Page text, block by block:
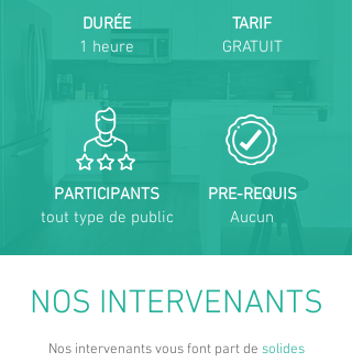
DURÉE
1 heure
TARIF
GRATUIT
PARTICIPANTS
tout type de public
PRE-REQUIS
Aucun
NOS INTERVENANTS
Nos intervenants vous font part de solides